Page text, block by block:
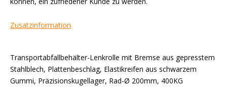
Zusatzinformation
Transportabfallbehälter-Lenkrolle mit Bremse aus gepresstem
Stahlblech, Plattenbeschlag, Elastikreifen aus schwarzem
Gummi, Präzisionskugellager, Rad-Ø 200mm, 400KG